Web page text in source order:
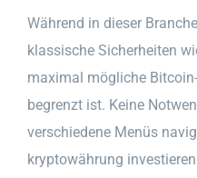
Während in dieser
klassische Sicherheiten
maximal mögliche
begrenzt ist. Keine
verschiedene Menüs
kryptowährung